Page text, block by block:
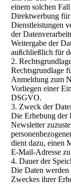
einem solchen
Direktwerbung für
Dienstleistungen
der
Weitergabe der
außchließlich für
2.
Rechtsgrundlage
Anmeldung zum
Vorliegen einer
DSGVO.
3. Zweck der
Die Erhebung der
Newsletter
dient dazu, einen
E-Mail-Adresse
4. Dauer der
Die Daten werden
Zweckes ihrer